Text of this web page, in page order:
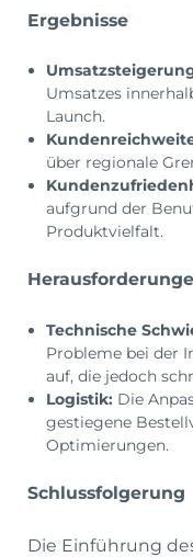
Ergebnisse
Umsatzes
Launch.
über regionale
aufgrund der
Produktvielfalt.
Technische
Probleme bei der
auf, die jedoch
Logistik: Die
gestiegene
Optimierungen.
Schlussfolgerung
Die Einführung